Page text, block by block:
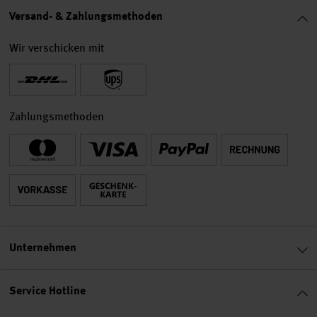
Service Hotline
Versand- & Zahlungsmethoden
Wir verschicken mit
Zahlungsmethoden
Unternehmen